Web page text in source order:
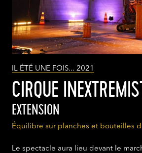
IL ÉTÉ UNE FOIS... 2021
CIRQUE
EXTENSION
Équilibre sur planches et bouteilles
Le spectacle aura lieu devant le